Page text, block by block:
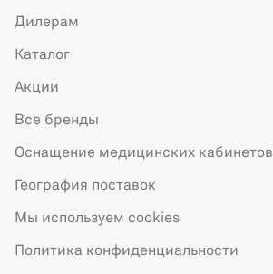
Дилерам
Каталог
Акции
Все бренды
Оснащение медицинских кабинетов
География поставок
Мы используем cookies
Политика конфиденциальности